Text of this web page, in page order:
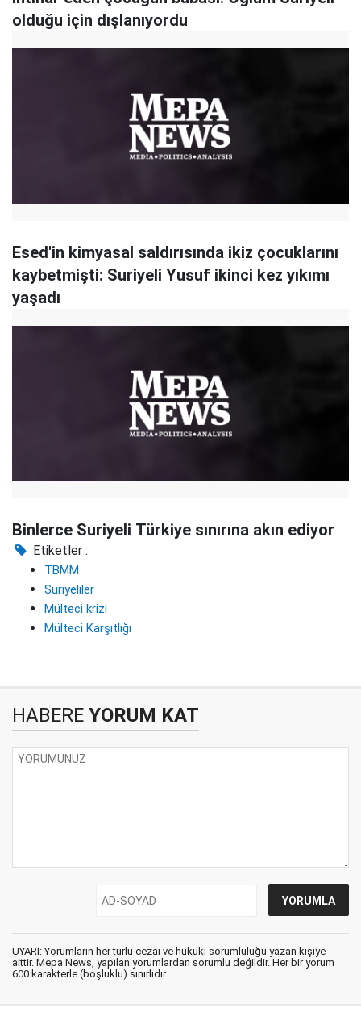
olduğu için dışlanıyordu
Esed'in kimyasal saldırısında ikiz çocuklarını
kaybetmişti: Suriyeli Yusuf ikinci kez yıkımı
yaşadı
Binlerce Suriyeli Türkiye sınırına akın ediyor
Etiketler :
TBMM
Suriyeliler
Mülteci krizi
Mülteci Karşıtlığı
HABERE YORUM KAT
UYARI: Yorumların her türlü cezai ve hukuki sorumluluğu yazan kişiye
aittir. Mepa News, yapılan yorumlardan sorumlu değildir. Her bir yorum
600 karakterle (boşluklu) sınırlıdır.